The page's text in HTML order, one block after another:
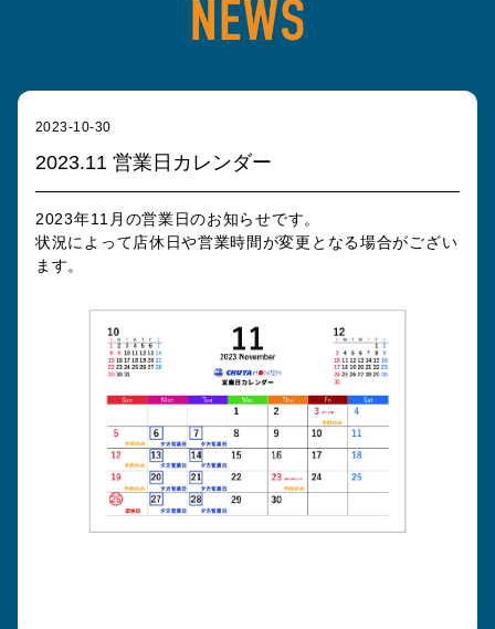
2023-10-30
2023.11 営業日カレンダー
2023年11月の営業日のお知らせです。
状況によって店休日や営業時間が変更となる場合がござい
ます。